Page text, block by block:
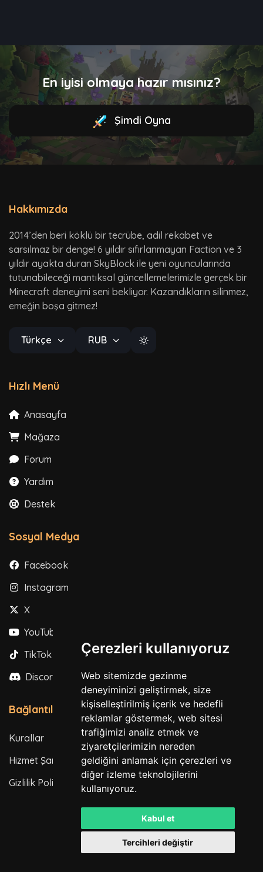
Çerezleri kullanıyoruz
Web sitemizde gezinme
deneyiminizi geliştirmek, size
kişiselleştirilmiş içerik ve hedefli
reklamlar göstermek, web sitesi
trafiğimizi analiz etmek ve
ziyaretçilerimizin nereden
geldiğini anlamak için çerezleri ve
diğer izleme teknolojilerini
kullanıyoruz.
Kabul et
Tercihleri değiştir
En iyisi olmaya hazır mısınız?
Şimdi Oyna
Hakkımızda
2014’den beri köklü bir tecrübe, adil rekabet ve
sarsılmaz bir denge! 6 yıldır sıfırlanmayan Faction ve 3
yıldır ayakta duran SkyBlock ile yeni oyuncularında
tutunabileceği mantıksal güncellemelerimizle gerçek bir
Minecraft deneyimi seni bekliyor. Kazandıkların silinmez,
emeğin boşa gitmez!
Türkçe RUB
Hızlı Menü
Anasayfa
Mağaza
Forum
Yardım
Destek
Sosyal Medya
Facebook
Instagram
X
YouTube
TikTok
Discord
Bağlantılar
Kurallar
Hizmet Şartları
Gizlilik Politikası
Tüm hakları saklıdır. © 2026